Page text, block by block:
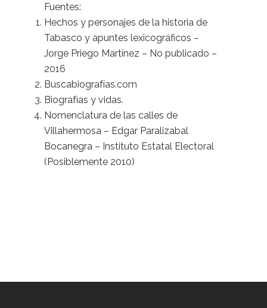
Fuentes:
Hechos y personajes de la historia de
Tabasco y apuntes lexicográficos –
Jorge Priego Martínez – No publicado –
2016
Buscabiografías.com
Biografías y vidas.
Nomenclatura de las calles de
Villahermosa – Edgar Paralizabal
Bocanegra – Instituto Estatal Electoral
(Posiblemente 2010)